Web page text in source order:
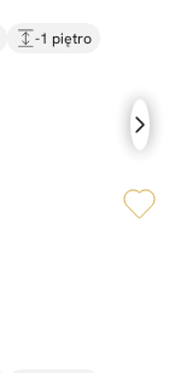
-1 piętro